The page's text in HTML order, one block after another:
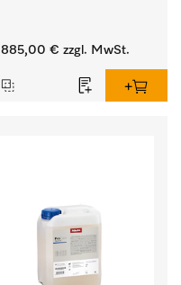
Trockner.
885,00 € zzgl. MwSt.